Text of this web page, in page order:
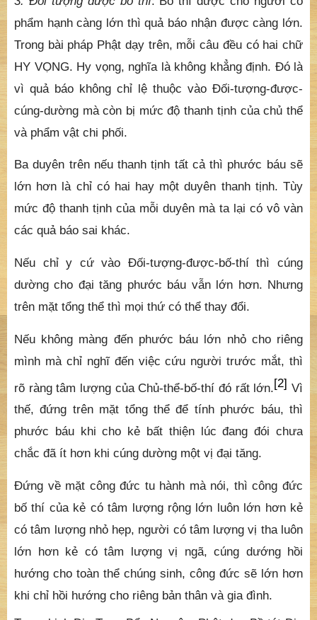
HY VỌNG. Hy vọng, nghĩa là không khẳng định. Đó là
vì quả báo không chỉ lệ thuộc vào Đối-tượng-được-
cúng-dường mà còn bị mức độ thanh tịnh của chủ thể
và phẩm vật chi phối.
Ba duyên trên nếu thanh tịnh tất cả thì phước báu sẽ
lớn hơn là chỉ có hai hay một duyên thanh tịnh. Tùy
các quả báo sai khác.
Nếu chỉ y cứ vào Đối-tượng-được-bố-thí thì cúng
dường cho đại tăng phước báu vẫn lớn hơn. Nhưng
Nếu không màng đến phước báu lớn nhỏ cho riêng
mình mà chỉ nghĩ đến việc cứu người trước mắt, thì
rõ ràng tâm lượng của Chủ-thể-bố-thí đó rất lớn.
Vì
thế, đứng trên mặt tổng thể để tính phước báu, thì
phước báu khi cho kẻ bất thiện lúc đang đói chưa
chắc đã ít hơn khi cúng dường một vị đại tăng.
Đứng về mặt công đức tu hành mà nói, thì công đức
bố thí của kẻ có tâm lượng rộng lớn luôn lớn hơn kẻ
lớn hơn kẻ có tâm lượng vị ngã, cúng dướng hồi
hướng cho toàn thể chúng sinh, công đức sẽ lớn hơn
khi chỉ hồi hướng cho riêng bản thân và gia đình.
Trong kinh Địa Tạng Bổn Nguyện, Phật dạy Bồ tát Địa
Tạng Vương: “Trong cõi Nam Diêm Phù Đề có các vị